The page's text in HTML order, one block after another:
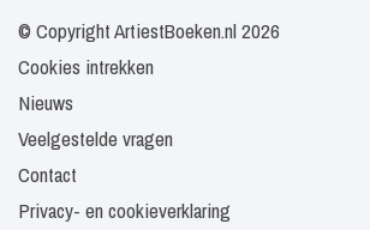
© Copyright ArtiestBoeken.nl 2026
Cookies intrekken
Nieuws
Veelgestelde vragen
Contact
Privacy- en cookieverklaring